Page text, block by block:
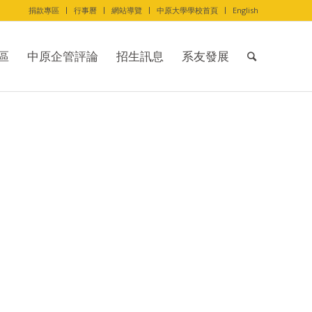
捐款專區 行事曆 網站導覽 中原大學學校首頁 English
中原企管評論 招生訊息 系友發展